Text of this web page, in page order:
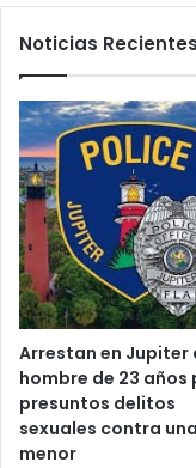
Noticias Recientes
Arrestan en Jupiter
hombre de 23 años
presuntos delitos
sexuales contra una
menor